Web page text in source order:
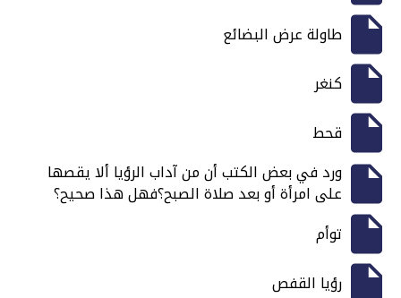
طاولة عرض البضائع
كنغر
قحط
ورد في بعض الكتب أن من آداب الرؤيا ألا يقصها
على امرأة أو بعد صلاة الصبح؟فهل هذا صحيح؟
توأم
رؤيا القفص